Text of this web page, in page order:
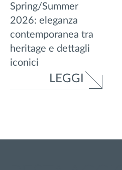
Spring/Summer
2026: eleganza
contemporanea tra
heritage e dettagli
iconici
LEGGI